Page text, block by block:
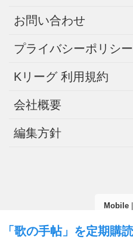
「歌の手帖」を定期購
お問い合わせ
プライバシーポリシー
Kリーグ 利用規約
会社概要
編集方針
Mobile|
(C) 2026歌の手帖ニュ